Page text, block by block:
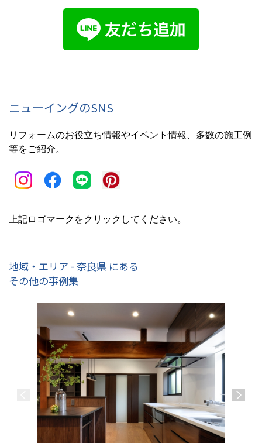
ニューイングのSNS
リフォームのお役立ち情報やイベント情報、多数の施工例
等をご紹介。
上記ロゴマークをクリックしてください。
地域・エリア - 奈良県 にある
その他の事例集